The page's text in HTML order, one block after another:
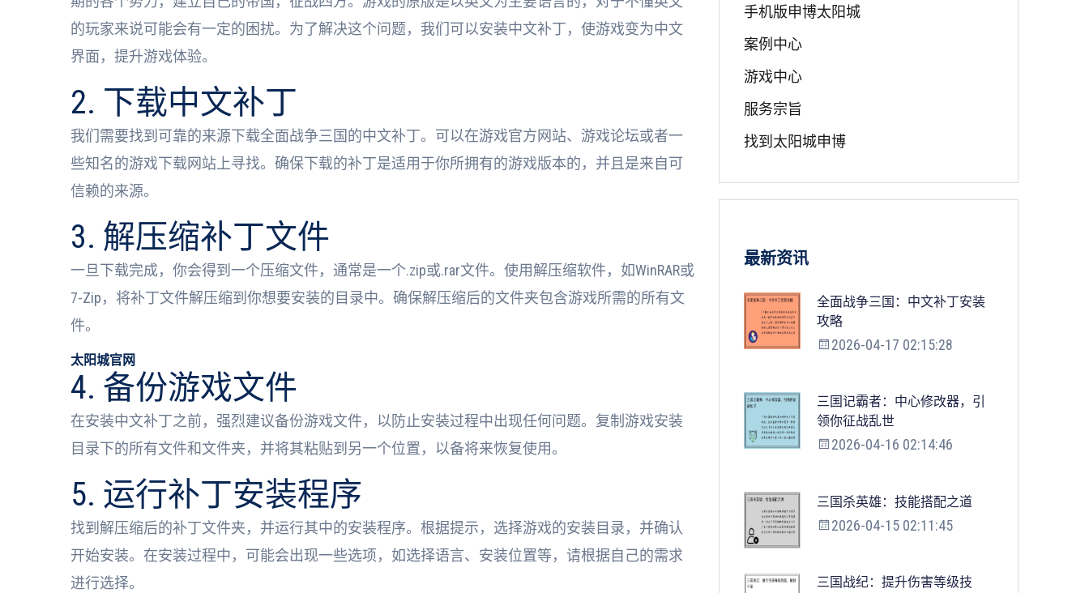
的玩家来说可能会有一定的困扰。为了解决这个问题，我们可以安装中文补丁，使游戏变为中文
界面，提升游戏体验。
2. 下载中文补丁
我们需要找到可靠的来源下载全面战争三国的中文补丁。可以在游戏官方网站、游戏论坛或者一
些知名的游戏下载网站上寻找。确保下载的补丁是适用于你所拥有的游戏版本的，并且是来自可
信赖的来源。
3. 解压缩补丁文件
一旦下载完成，你会得到一个压缩文件，通常是一个.zip或.rar文件。使用解压缩软件，如WinRAR或
7-Zip，将补丁文件解压缩到你想要安装的目录中。确保解压缩后的文件夹包含游戏所需的所有文
件。
太阳城官网
4. 备份游戏文件
在安装中文补丁之前，强烈建议备份游戏文件，以防止安装过程中出现任何问题。复制游戏安装
目录下的所有文件和文件夹，并将其粘贴到另一个位置，以备将来恢复使用。
5. 运行补丁安装程序
找到解压缩后的补丁文件夹，并运行其中的安装程序。根据提示，选择游戏的安装目录，并确认
开始安装。在安装过程中，可能会出现一些选项，如选择语言、安装位置等，请根据自己的需求
进行选择。
手机版申博太阳城
案例中心
游戏中心
服务宗旨
找到太阳城申博
最新资讯
全面战争三国：中文补丁安装
攻略
2026-04-17 02:15:28
三国记霸者：中心修改器，引
领你征战乱世
2026-04-16 02:14:46
三国杀英雄：技能搭配之道
2026-04-15 02:11:45
三国战纪：提升伤害等级技